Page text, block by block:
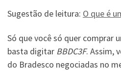
Sugestão de leitura: O que é
Só que você só quer comprar
basta digitar BBDC3F. Assim,
do Bradesco negociadas no